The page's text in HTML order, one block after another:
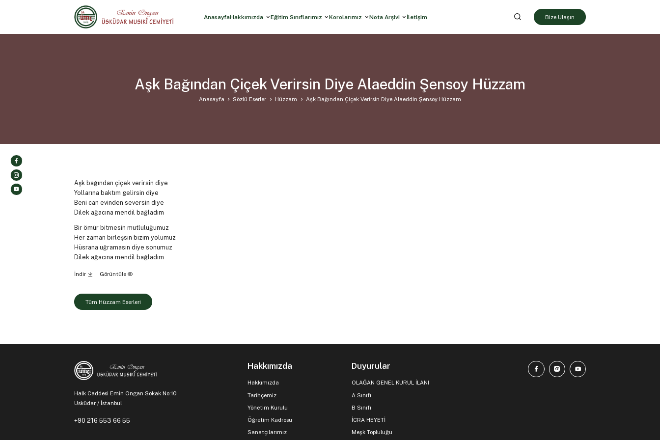
AnasayfaHakkımızda Eğitim Sınıflarımız Korolarımız Nota Arşivi İletişim Bize Ulaşın
Aşk Bağından Çiçek Verirsin Diye Alaeddin Şensoy Hüzzam
Anasayfa Sözlü Eserler Hüzzam Aşk Bağından Çiçek Verirsin Diye Alaeddin Şensoy Hüzzam
Aşk bağından çiçek verirsin diye
Yollarına baktım gelirsin diye
Beni can evinden seversin diye
Dilek ağacına mendil bağladım
Bir ömür bitmesin mutluluğumuz
Her zaman birleşsin bizim yolumuz
Hüsrana uğramasın diye sonumuz
Dilek ağacına mendil bağladım
İndir Görüntüle
Tüm Hüzzam Eserleri
Halk Caddesi Emin Ongan Sokak No:10
Üsküdar / İstanbul
+90 216 553 66 55
Hakkımızda
Hakkımızda
Tarihçemiz
Yönetim Kurulu
Öğretim Kadrosu
Sanatçılarımız
Duyurular
OLAĞAN GENEL KURUL İLANI
A Sınıfı
B Sınıfı
İCRA HEYETİ
Meşk Topluluğu